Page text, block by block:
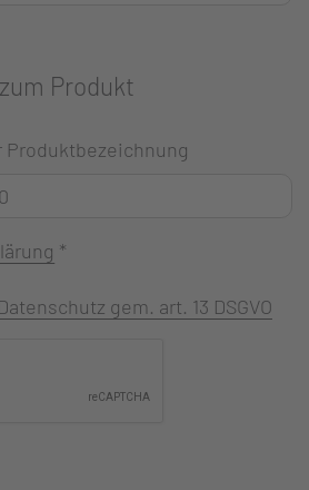
Produkt
*
gem. art. 13 DSGVO